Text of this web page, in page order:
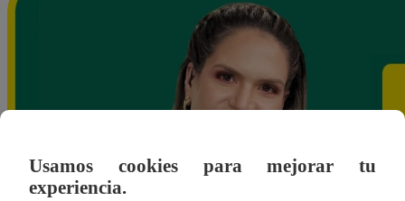
Usamos cookies para mejorar tu
experiencia.